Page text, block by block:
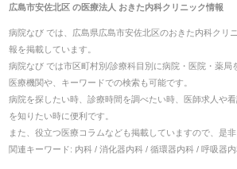
広島市安佐北区の医療法人 おきた内科クリニック情報
病院なび では、 広島県広島市安佐北区のおきた内科クリ
報を掲載しています。
病院なび では市区町村別/診療科目別に病院・医院・薬局
医療機関や、キーワードでの検索も可能です。
病院を探したい時、診療時間を調べたい時、医師求人や
を知りたい時に便利です。
また、役立つ医療コラムなども掲載していますので、是非
関連キーワード: 内科 / 消化器内科 / 循環器内科 / 呼吸器